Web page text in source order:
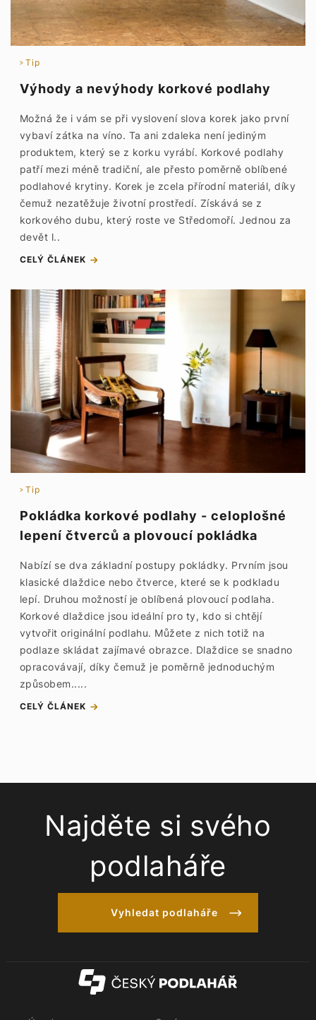
Tip
Výhody a nevýhody korkové podlahy
Možná že i vám se při vyslovení slova korek jako první
vybaví zátka na víno. Ta ani zdaleka není jediným
produktem, který se z korku vyrábí. Korkové podlahy
patří mezi méně tradiční, ale přesto poměrně oblíbené
podlahové krytiny. Korek je zcela přírodní materiál, díky
čemuž nezatěžuje životní prostředí. Získává se z
korkového dubu, který roste ve Středomoří. Jednou za
devět l..
CELÝ ČLÁNEK
Tip
Pokládka korkové podlahy - celoplošné
lepení čtverců a plovoucí pokládka
Nabízí se dva základní postupy pokládky. Prvním jsou
klasické dlaždice nebo čtverce, které se k podkladu
lepí. Druhou možností je oblíbená plovoucí podlaha.
Korkové dlaždice jsou ideální pro ty, kdo si chtějí
vytvořit originální podlahu. Můžete z nich totiž na
podlaze skládat zajímavé obrazce. Dlaždice se snadno
opracovávají, díky čemuž je poměrně jednoduchým
způsobem.....
CELÝ ČLÁNEK
Najděte si svého
podlaháře
Vyhledat podlaháře